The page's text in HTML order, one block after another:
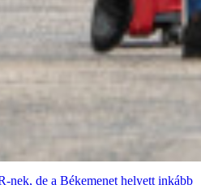
nek, de a Békemenet helyett inkább